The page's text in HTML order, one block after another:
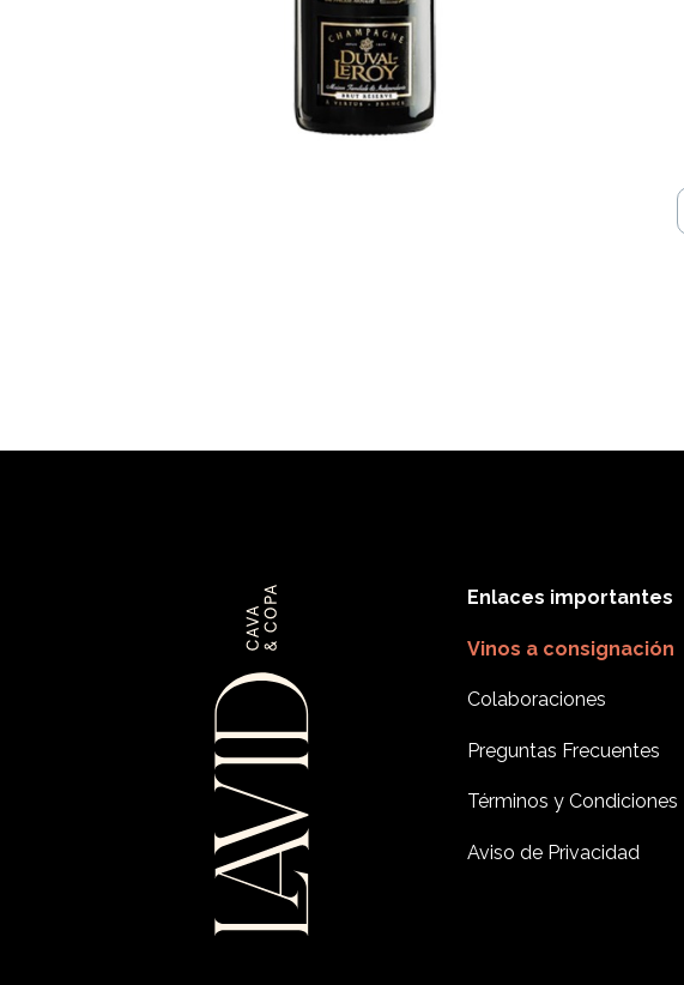
Enlaces importantes
Vinos a consignación
Colaboraciones
Preguntas Frecuentes
Términos y Condiciones
Aviso de Privacidad